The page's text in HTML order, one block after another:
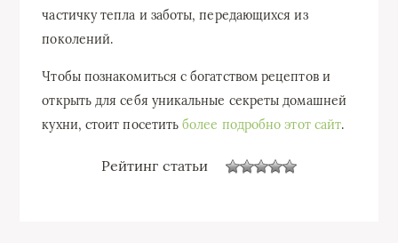
частичку тепла и заботы, передающихся из
поколений.
Чтобы познакомиться с богатством рецептов и
открыть для себя уникальные секреты домашней
кухни, стоит посетитьболее подробно этот сайт.
Рейтинг статьи